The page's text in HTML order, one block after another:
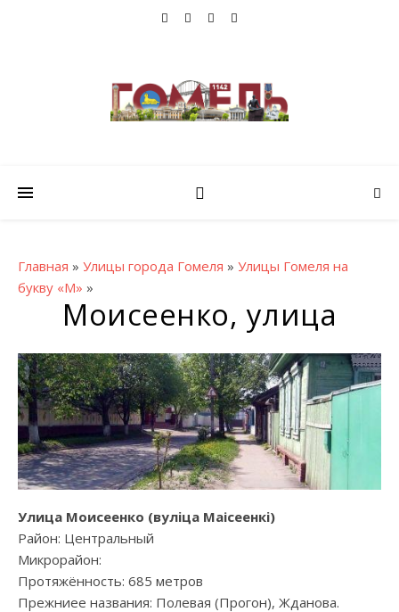
Главная » Улицы города Гомеля » Улицы Гомеля на
букву «М» »
Моисеенко, улица
Улица Моисеенко (вулiца Маісеенкi)
Район: Центральный
Микрорайон:
Протяжённость: 685 метров
Прежниее названия: Полевая (Прогон), Жданова.